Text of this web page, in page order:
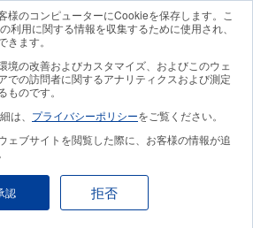
様のコンピューターにCookieを保存します。こ
利用に関する情報を収集するために使用され、
ます。
境の改善およびカスタマイズ、およびこのウェ
での訪問者に関するアナリティクスおよび測定
のです。
は、 プライバシーポリシーをご覧ください。
ェブサイトを閲覧した際に、お客様の情報が追
認 拒否